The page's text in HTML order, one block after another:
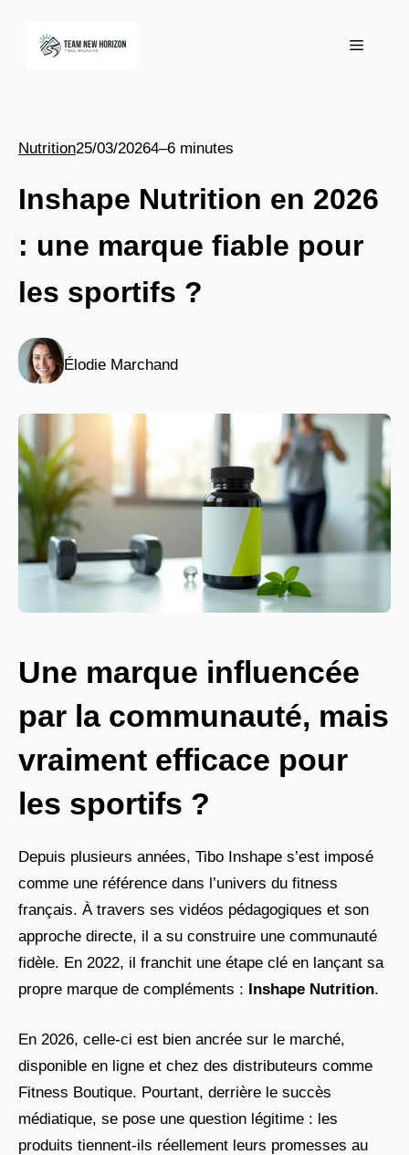
Menu
Nutrition25/03/20264–6 minutes
Inshape Nutrition en 2026
: une marque fiable pour
les sportifs ?
Élodie Marchand
Une marque influencée
par la communauté, mais
vraiment efficace pour
les sportifs ?
Depuis plusieurs années, Tibo Inshape s’est imposé
comme une référence dans l’univers du fitness
français. À travers ses vidéos pédagogiques et son
approche directe, il a su construire une communauté
fidèle. En 2022, il franchit une étape clé en lançant sa
propre marque de compléments : Inshape Nutrition.
En 2026, celle-ci est bien ancrée sur le marché,
disponible en ligne et chez des distributeurs comme
Fitness Boutique. Pourtant, derrière le succès
médiatique, se pose une question légitime : les
produits tiennent-ils réellement leurs promesses au